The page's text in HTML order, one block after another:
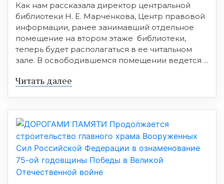
Как нам рассказала директор центральной
библиотеки Н. Е. Марченкова, Центр правовой
информации, ранее занимавший отдельное
помещение на втором этаже библиотеки,
теперь будет располагаться в ее читальном
зале. В освободившемся помещении ведется ...
Читать далее